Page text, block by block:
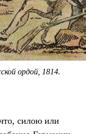
ордой, 1814.
силою или